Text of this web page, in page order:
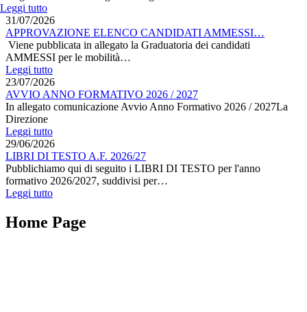
Leggi tutto
31/07/2026
APPROVAZIONE ELENCO CANDIDATI AMMESSI…
Viene pubblicata in allegato la Graduatoria dei candidati
AMMESSI per le mobilità…
Leggi tutto
23/07/2026
AVVIO ANNO FORMATIVO 2026 / 2027
In allegato comunicazione Avvio Anno Formativo 2026 / 2027La
Direzione
Leggi tutto
29/06/2026
LIBRI DI TESTO A.F. 2026/27
Pubblichiamo qui di seguito i LIBRI DI TESTO per l'anno
formativo 2026/2027, suddivisi per…
Leggi tutto
Home Page